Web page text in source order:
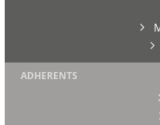
ADHERENTS